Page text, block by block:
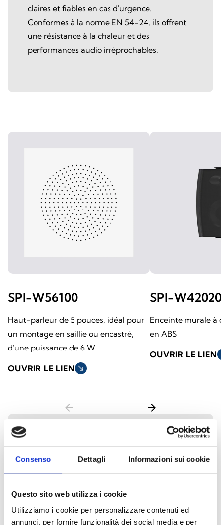
Consenso Dettagli Informazioni sui cookie
Questo sito web utilizza i cookie
Utilizziamo i cookie per personalizzare contenuti ed
annunci, per fornire funzionalità dei social media e per
claires et fiables en cas d'urgence.
Conformes à la norme EN 54-24, ils offrent
une résistance à la chaleur et des
performances audio irréprochables.
SPI-W56100
Haut-parleur de 5 pouces, idéal pour
un montage en saillie ou encastré,
d'une puissance de 6 W
OUVRIR LE LIEN south_east
SPI-
Enceinte murale à
en ABS
OUVRIR LE LIEN
arrow_back arrow_forward
Haut-parleurs suspendus
Les enceintes suspendues au plafond sont
plafonds ou les grands espaces. Idéales pour